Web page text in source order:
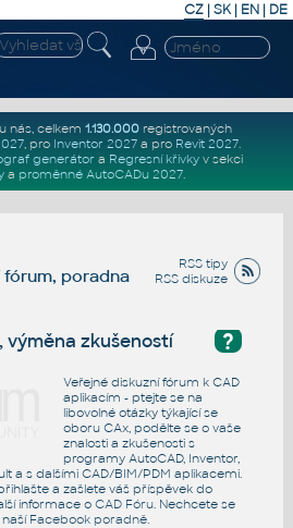
CZ | SK| EN | DE
nás, celkem 1.130.000registrovaných
, pro Inventor 2027a pro Revit 2027.
generátor a Regresní křivkyv sekci
a proměnné AutoCADu 2027.
RSS tipy
RSS diskuze
fórum, poradna
?
výměna zkušeností
Veřejné diskuzní fórum k CAD
aplikacím - ptejte se na
libovolné otázky týkající se
oboru CAx, podělte se o vaše
znalosti a zkušenosti s
programy AutoCAD, Inventor,
a s dalšími CAD/BIM/PDM aplikacemi.
a zašlete váš příspěvek do
informace o CAD Fóru. Nechcete se
naší Facebook poradně.